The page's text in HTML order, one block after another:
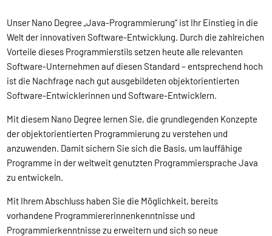
Unser Nano Degree „Java-Programmierung“ ist Ihr Einstieg in die
Welt der innovativen Software-Entwicklung. Durch die zahlreichen
Vorteile dieses Programmierstils setzen heute alle relevanten
Software-Unternehmen auf diesen Standard – entsprechend hoch
ist die Nachfrage nach gut ausgebildeten objektorientierten
Software-Entwicklerinnen und Software-Entwicklern.
Mit diesem Nano Degree lernen Sie, die grundlegenden Konzepte
der objektorientierten Programmierung zu verstehen und
anzuwenden. Damit sichern Sie sich die Basis, um lauffähige
Programme in der weltweit genutzten Programmiersprache Java
zu entwickeln.
Mit Ihrem Abschluss haben Sie die Möglichkeit, bereits
vorhandene Programmiererinnenkenntnisse und
Programmierkenntnisse zu erweitern und sich so neue